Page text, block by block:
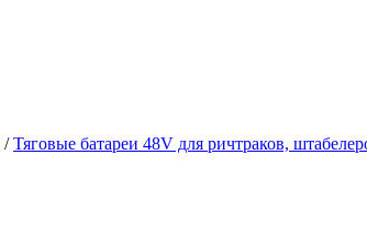
/Тяговые батареи 48V для ричтраков,